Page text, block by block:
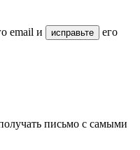
email и исправьте
его
письмо с самыми